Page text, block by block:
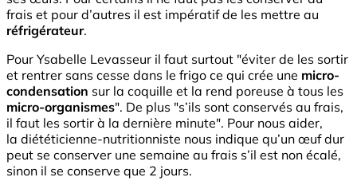
frais et pour d’autres il est impératif de les mettre au
réfrigérateur.
Pour Ysabelle Levasseur il faut surtout "éviter de les sortir
et rentrer sans cesse dans le frigo ce qui crée une micro-
condensation sur la coquille et la rend poreuse à tous les
micro-organismes". De plus "s’ils sont conservés au frais,
il faut les sortir à la dernière minute". Pour nous aider,
la diététicienne-nutritionniste nous indique qu’un œuf dur
peut se conserver une semaine au frais s’il est non écalé,
sinon il se conserve que 2 jours.